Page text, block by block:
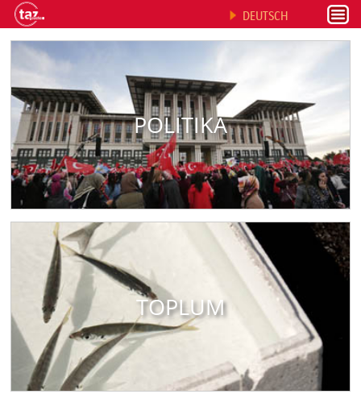
DEUTSCH
POLITIKA
TOPLUM